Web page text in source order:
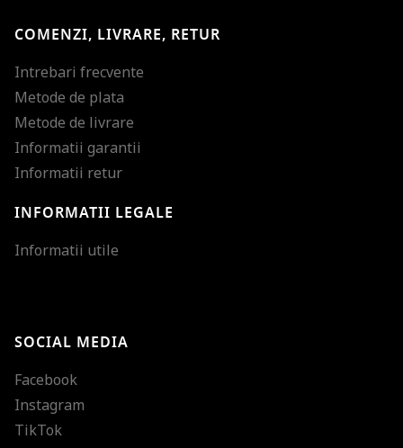
COMENZI, LIVRARE, RETUR
Intrebari frecvente
Metode de plata
Metode de livrare
Informatii garantii
Informatii retur
INFORMATII LEGALE
Informatii utile
SOCIAL MEDIA
Facebook
Instagram
TikTok